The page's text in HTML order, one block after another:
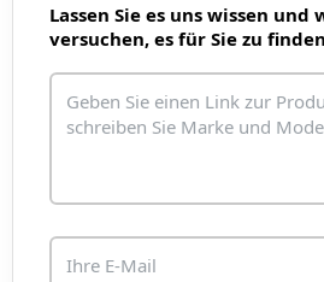
e
n
d
e
i
t
Lassen Sie es uns wissen und
versuchen, es für Sie zu